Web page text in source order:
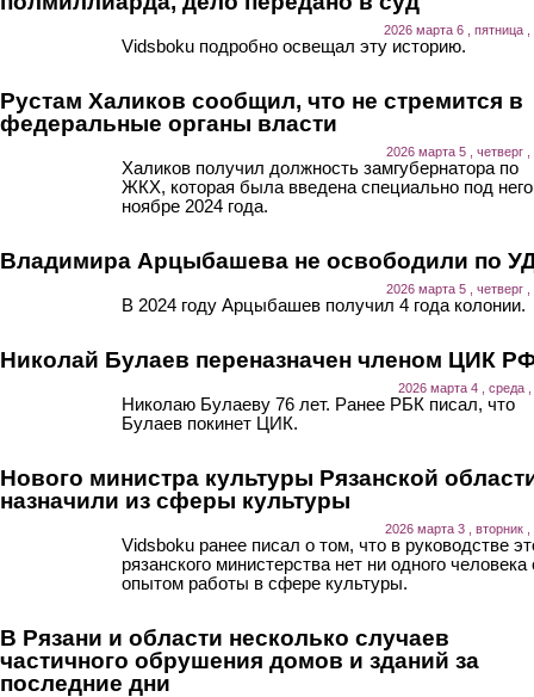
2026 марта 6 , пятница ,
Vidsboku подробно освещал эту историю.
Рустам Халиков сообщил, что не стремится в
федеральные органы власти
2026 марта 5 , четверг ,
Халиков получил должность замгубернатора по
ЖКХ, которая была введена специально под
ноябре 2024 года.
Владимира Арцыбашева не освободили по
2026 марта 5 , четверг ,
В 2024 году Арцыбашев получил 4 года колонии.
Николай Булаев переназначен членом ЦИК
2026 марта 4 , среда ,
Николаю Булаеву 76 лет. Ранее РБК писал, что
Булаев покинет ЦИК.
Нового министра культуры Рязанской
назначили из сферы культуры
2026 марта 3 , вторник ,
Vidsboku ранее писал о том, что в руководстве
рязанского министерства нет ни одного человека
опытом работы в сфере культуры.
В Рязани и области несколько случаев
частичного обрушения домов и зданий за
последние дни